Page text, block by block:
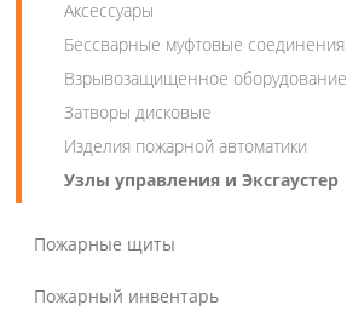
Аксессуары
Бессварные муфтовые соединения
Взрывозащищенное оборудование
Затворы дисковые
Изделия пожарной автоматики
Узлы управления и Эксгаустер
Пожарные щиты
Пожарный инвентарь